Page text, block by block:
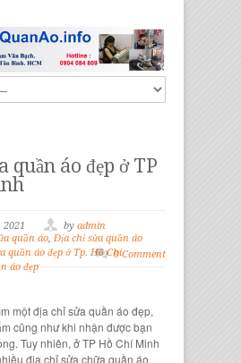
quần áo đẹp ở TP
2021 by admin
quần áo, Địa chỉ sửa quần áo
quần áo đẹp ở Tp. Hồ Chí
áo đẹp
0 Comment
một địa chỉ sửa quần áo đẹp,
cũng như khi nhận được bạn
Tuy nhiên, ở TP Hồ Chí Minh
địa chỉ sửa chữa quần áo,